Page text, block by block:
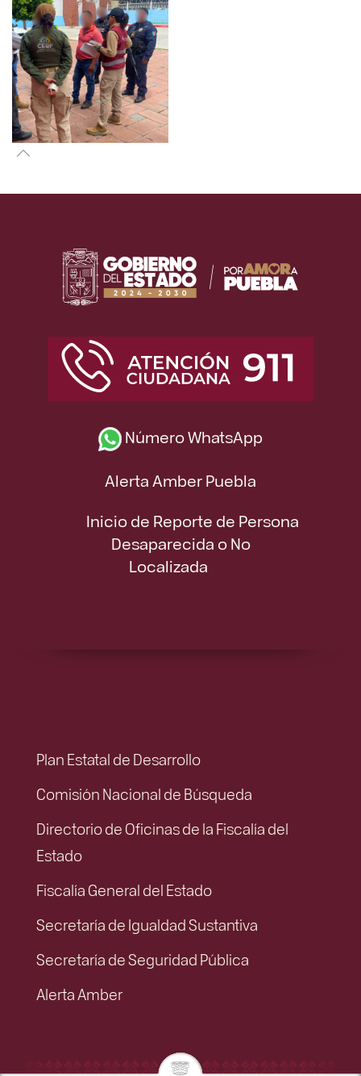
Número WhatsApp
Alerta Amber Puebla
Inicio de Reporte de Persona
Desaparecida o No
Localizada
Plan Estatal de Desarrollo
Comisión Nacional de Búsqueda
Directorio de Oficinas de la Fiscalía del
Estado
Fiscalía General del Estado
Secretaría de Igualdad Sustantiva
Secretaría de Seguridad Pública
Alerta Amber